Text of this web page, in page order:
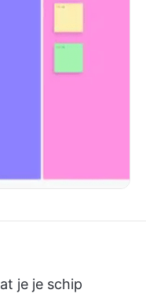
je je schip